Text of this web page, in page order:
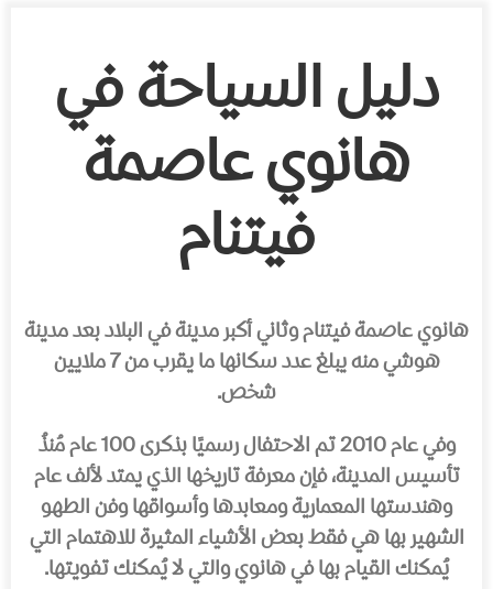
دليل السياحة في
هانوي عاصمة
فيتنام
هانوي عاصمة فيتنام وثاني أكبر مدينة في البلاد بعد مدينة
هوشي منه يبلغ عدد سكانها ما يقرب من 7 ملايين
شخص.
وفي عام 2010 تم الاحتفال رسميًا بذكرى 100 عام مُنذُ
تأسيس المدينة، فإن معرفة تاريخها الذي يمتد لألف عام
وهندستها المعمارية ومعابدها وأسواقها وفن الطهو
الشهير بها هي فقط بعض الأشياء المثيرة للاهتمام التي
يُمكنك القيام بها في هانوي والتي لا يُمكنك تفويتها.